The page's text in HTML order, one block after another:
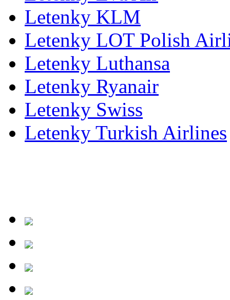
Letenky KLM
Letenky LOT Polish
Letenky Luthansa
Letenky Ryanair
Letenky Swiss
Letenky Turkish Airlines